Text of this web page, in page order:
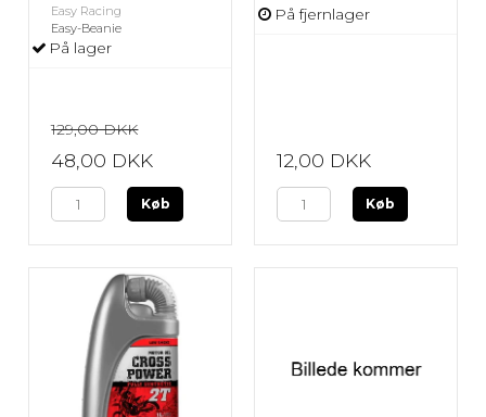
Easy Racing
Easy-Beanie
På lager
129,00 DKK
48,00 DKK
Køb
På fjernlager
12,00 DKK
Køb